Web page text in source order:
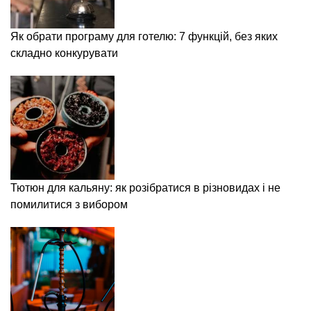
Як обрати програму для готелю: 7 функцій, без яких
складно конкурувати
Тютюн для кальяну: як розібратися в різновидах і не
помилитися з вибором